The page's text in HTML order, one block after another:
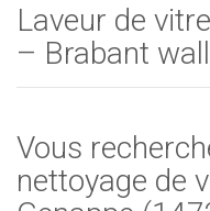
Laveur de
– Brabant
Vous
nettoyage de